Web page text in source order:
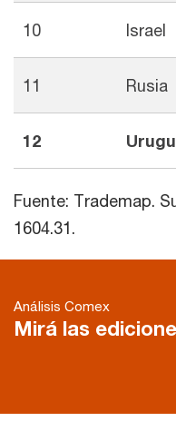
10 Israel
11 Rusia
12
Fuente: Trademap.
1604.31.
Análisis Comex
Mirá las